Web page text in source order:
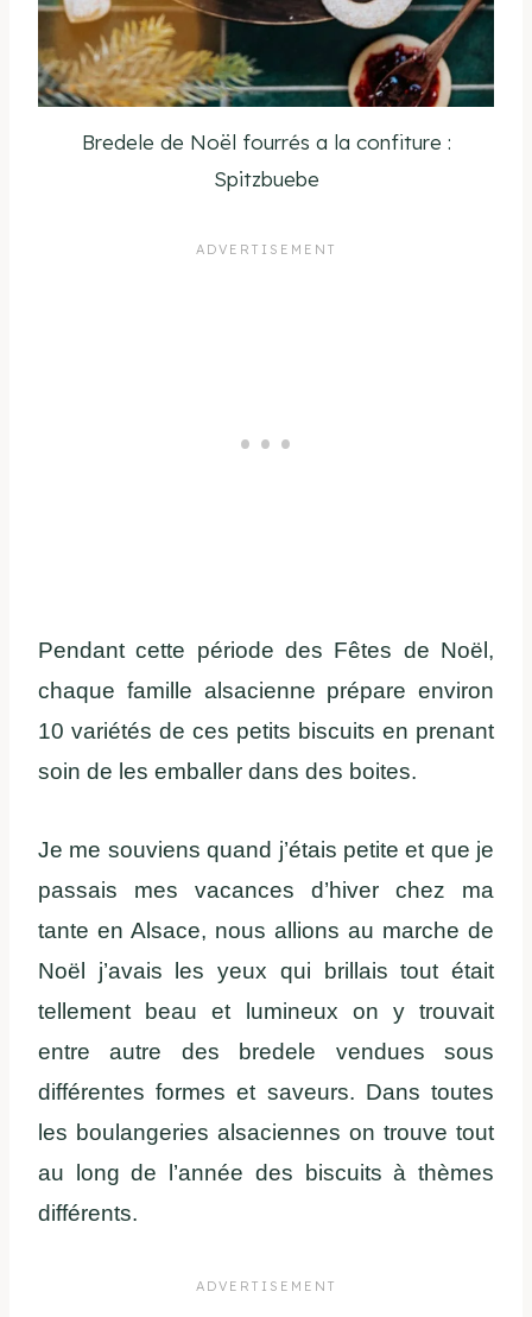
Bredele de Noël fourrés a la confiture :
Spitzbuebe
Pendant cette période des Fêtes de Noël,
chaque famille alsacienne prépare environ
10 variétés de ces petits biscuits en prenant
soin de les emballer dans des boites.
Je me souviens quand j’étais petite et que je
passais mes vacances d’hiver chez ma
tante en Alsace, nous allions au marche de
Noël j’avais les yeux qui brillais tout était
tellement beau et lumineux on y trouvait
entre autre des bredele vendues sous
différentes formes et saveurs. Dans toutes
les boulangeries alsaciennes on trouve tout
au long de l’année des biscuits à thèmes
différents.